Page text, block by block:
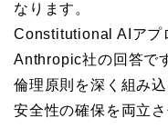
なります。
Constitutional AIアプ
Anthropic社の回答で
倫理原則を深く組み
安全性の確保を両立